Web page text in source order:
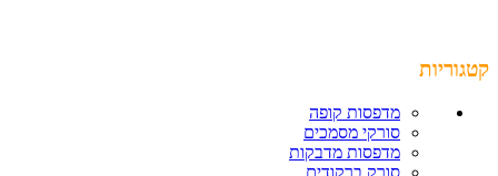
קטגוריות
מדפסות קופה
סורקי מסמכים
מדפסות מדבקות
סורק ברקודים